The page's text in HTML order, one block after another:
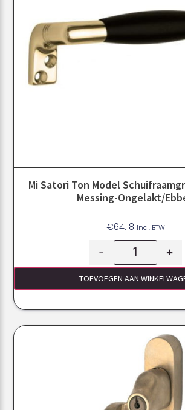
Mi Satori Ton Model
Messing-Ongelakt/
€64.18 Incl. BTW
- +
TOEVOEGEN AAN